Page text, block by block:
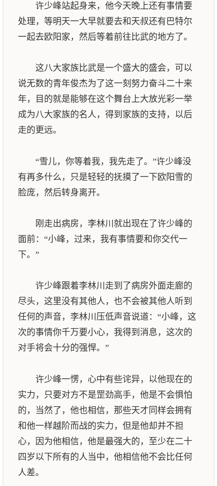
许少峰站起身来，他今天晚上还有事情要
处理，等明天一大早就要去和天叔还有巴特尔
一起去欧阳家，然后等着前往比武的地方了。
这八大家族比武是一个盛大的盛会，可以
说无数的青年俊杰为了这一刻努力奋斗二十来
年，目的就是能够在这个舞台上大放光彩一举
成为八大家族的名人，得到家族的支持，以后
走的更远。
“雪儿，你等着我，我先走了。”许少峰没
有再多什么，只是轻轻的抚摸了一下欧阳雪的
脸庞，然后转身离开。
刚走出病房，李林川就出现在了许少峰的
面前：“小峰，过来，我有事情要和你交代一
下。”
许少峰跟着李林川走到了病房外面走廊的
尽头，这里没有其他人，也不会被其他人听到
任何的声音，李林川压低声音说道：“小峰，这
次的事情你千万要小心，我得到消息，这次的
对手将会十分的强悍。”
许少峰一愣，心中有些诧异，以他现在的
实力，只要对方不是罡劲高手，他是不会惧怕
的，当然了，他也相信，那些天才同样会拥有
和他一样越阶而战的实力，但是他却并不担
心，因为他相信，他是最强大的，至少在二十
四岁以下所有的人当中，他相信他不会比任何
人差。